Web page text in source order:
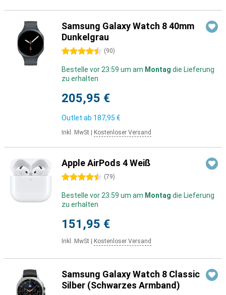
Samsung Galaxy Watch 8 40mm
Dunkelgrau
4.5 Sterne (90)
Bestelle vor 23:59 um am Montag die Lieferung
zu erhalten
205,95 €
Outlet ab 187,95 €
Inkl. MwSt Kostenloser Versand
Apple AirPods 4 Weiß
4.5 Sterne (79)
Bestelle vor 23:59 um am Montag die Lieferung
zu erhalten
151,95 €
Inkl. MwSt Kostenloser Versand
Samsung Galaxy Watch 8 Classic
Silber (Schwarzes Armband)